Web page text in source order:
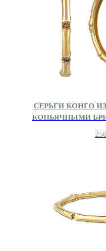
СЕРЬГИ КОНГО
КОНЬЯЧНЫМИ